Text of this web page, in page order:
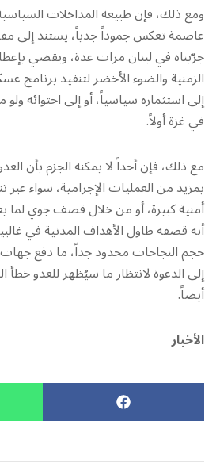
ومع ذلك، فإن طبيعة المداخلات
عاصمة تعكس جموداً جدياً، يستند إلى
جرّبناه في لبنان مرات عدة، ويقضي
الزمنية والضوء الأخضر لتنفيذ برنامج
إلى استثماره سياسياً، أو إلى احتوائه
في غزة أولاً.
مع ذلك، فإن أحداً لا يمكنه الجزم بأن
بمزيد من العمليات الإجرامية، سواء عبر
أمنية كبيرة، أو من خلال قصف جوي لما
أنه قصفه طاول الأهداف المدنية في
حجم النجاحات محدود جداً، ما دفع جهات
إلى الدعوة لانتظار ما سيُظهر للعدو خطأ
أيضاً.
الأخبار